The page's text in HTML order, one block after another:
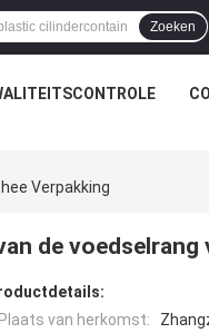
Zoeken
Verpakking
de
Plaats van herkomst: